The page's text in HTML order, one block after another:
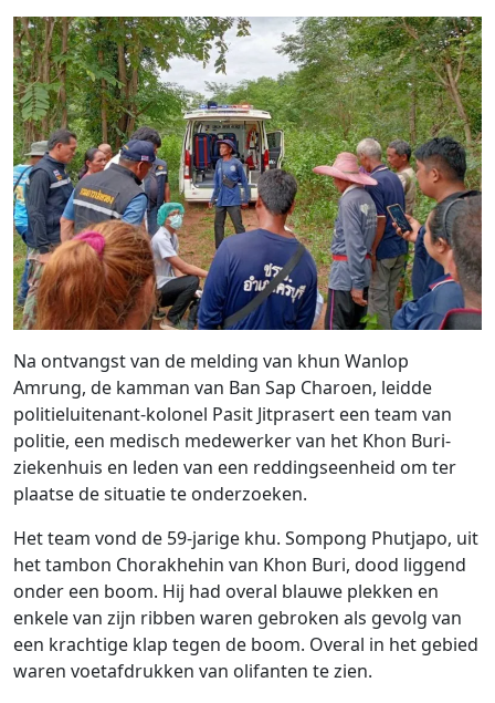
Na ontvangst van de melding van khun Wanlop
Amrung, de kamman van Ban Sap Charoen, leidde
politieluitenant-kolonel Pasit Jitprasert een team van
politie, een medisch medewerker van het Khon Buri-
ziekenhuis en leden van een reddingseenheid om ter
plaatse de situatie te onderzoeken.
Het team vond de 59-jarige khu. Sompong Phutjapo, uit
het tambon Chorakhehin van Khon Buri, dood liggend
onder een boom. Hij had overal blauwe plekken en
enkele van zijn ribben waren gebroken als gevolg van
een krachtige klap tegen de boom. Overal in het gebied
waren voetafdrukken van olifanten te zien.